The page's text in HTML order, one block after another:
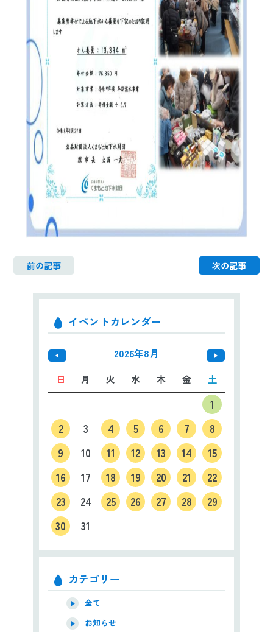
前の記事 次の記事
イベントカレンダー
2026年8月
日 月 火 水 木 金 土
1
2
3 4 5 6 7
8
9
10 11 12 13 14
15
16
17 18 19 20 21
22
23
24 25 26 27 28
29
30
31
カテゴリー
全て
お知らせ